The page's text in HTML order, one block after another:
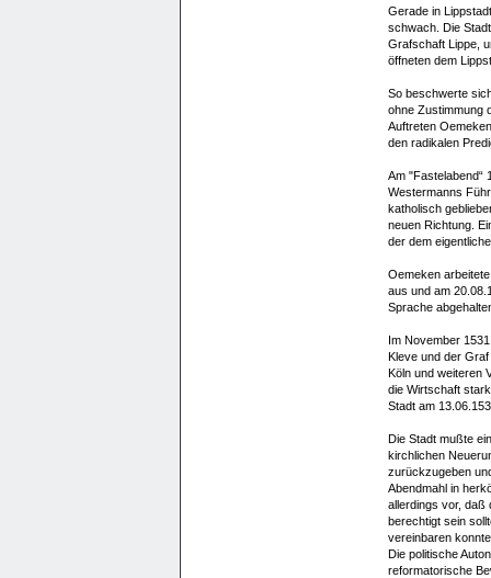
Gerade in
schwach. Die
Grafschaft Lippe,
öffneten dem
So beschwerte
ohne Zustimmung
Auftreten
den radikalen
Am "Fastelabend“
Westermanns
katholisch
neuen Richtung.
der dem
Oemeken
aus und am
Sprache
Im November
Kleve und der
Köln und weiteren
die Wirtschaft
Stadt am
Die Stadt mußte
kirchlichen
zurückzugeben
Abendmahl in
allerdings vor, daß
berechtigt sein
vereinbaren
Die politische
reformatorische